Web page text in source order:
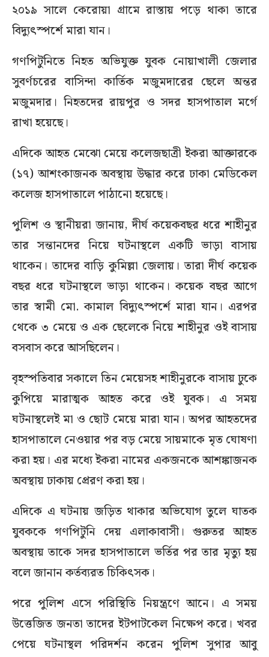
২০১৯ সালে কেরোয়া গ্রামে রাস্তায় পড়ে থাকা তারে
বিদ্যুৎস্পর্শে মারা যান।
গণপিটুনিতে নিহত অভিযুক্ত যুবক নোয়াখালী জেলার
সুবর্ণচরের বাসিন্দা কার্তিক মজুমদারের ছেলে অন্তর
মজুমদার। নিহতদের রায়পুর ও সদর হাসপাতাল মর্গে
রাখা হয়েছে।
এদিকে আহত মেঝো মেয়ে কলেজছাত্রী ইকরা আক্তারকে
(১৭) আশংকাজনক অবস্থায় উদ্ধার করে ঢাকা মেডিকেল
কলেজ হাসপাতালে পাঠানো হয়েছে।
পুলিশ ও স্থানীয়রা জানায়, দীর্ঘ কয়েকবছর ধরে শাহীনুর
তার সন্তানদের নিয়ে ঘটনাস্থলে একটি ভাড়া বাসায়
থাকেন। তাদের বাড়ি কুমিল্লা জেলায়। তারা দীর্ঘ কয়েক
বছর ধরে ঘটনাস্থলে ভাড়া থাকেন। কয়েক বছর আগে
তার স্বামী মো. কামাল বিদ্যুৎস্পর্শে মারা যান। এরপর
থেকে ৩ মেয়ে ও এক ছেলেকে নিয়ে শাহীনুর ওই বাসায়
বসবাস করে আসছিলেন।
বৃহস্পতিবার সকালে তিন মেয়েসহ শাহীনুরকে বাসায় ঢুকে
কুপিয়ে মারাত্মক আহত করে ওই যুবক। এ সময়
ঘটনাস্থলেই মা ও ছোট মেয়ে মারা যান। অপর আহতদের
হাসপাতালে নেওয়ার পর বড় মেয়ে সায়মাকে মৃত ঘোষণা
করা হয়। এর মধ্যে ইকরা নামের একজনকে আশঙ্কাজনক
অবস্থায় ঢাকায় প্রেরণ করা হয়।
এদিকে এ ঘটনায় জড়িত থাকার অভিযোগ তুলে ঘাতক
যুবককে গণপিটুনি দেয় এলাকাবাসী। গুরুতর আহত
অবস্থায় তাকে সদর হাসপাতালে ভর্তির পর তার মৃত্যু হয়
বলে জানান কর্তব্যরত চিকিৎসক।
পরে পুলিশ এসে পরিস্থিতি নিয়ন্ত্রণে আনে। এ সময়
উত্তেজিত জনতা তাদের ইটপাটকেল নিক্ষেপ করে। খবর
পেয়ে ঘটনাস্থল পরিদর্শন করেন পুলিশ সুপার আবু